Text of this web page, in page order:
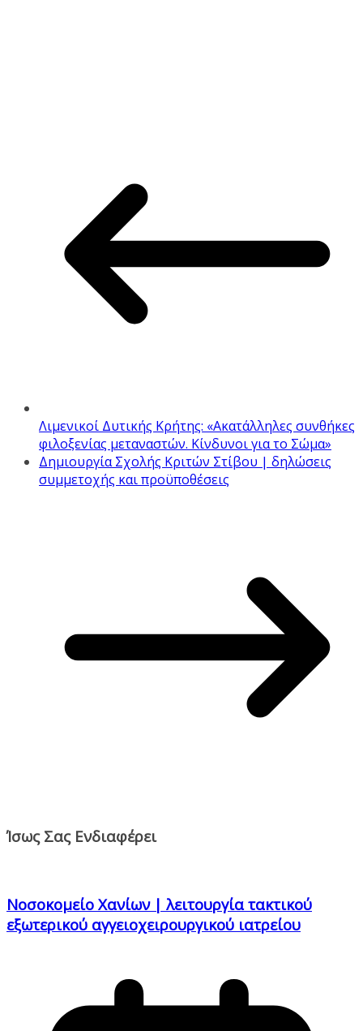
Λιμενικοί Δυτικής Κρήτης: «Ακατάλληλες συνθήκες
φιλοξενίας μεταναστών. Κίνδυνοι για το Σώμα»
Δημιουργία Σχολής Κριτών Στίβου | δηλώσεις
συμμετοχής και προϋποθέσεις
Ίσως Σας Ενδιαφέρει
Νοσοκομείο Χανίων | λειτουργία τακτικού
εξωτερικού αγγειοχειρουργικού ιατρείου